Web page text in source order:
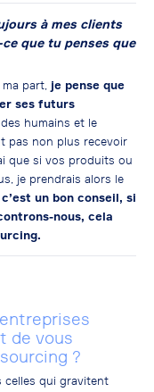
à mes clients
que tu penses que
part, je pense que
ses futurs
humains et le
pas non plus recevoir
que si vos produits ou
je prendrais alors le
un bon conseil, si
nous, cela
de vous
?
celles qui gravitent